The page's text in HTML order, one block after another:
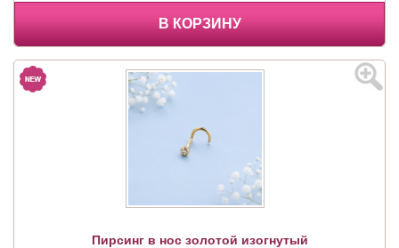
В КОРЗИНУ
Пирсинг в нос золотой изогнутый